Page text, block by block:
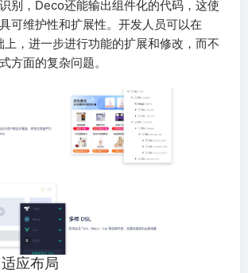
别，Deco还能输出组件化的代码，这使
可维护性和扩展性。开发人员可以在
，进一步进行功能的扩展和修改，而不
方面的复杂问题。
应布局